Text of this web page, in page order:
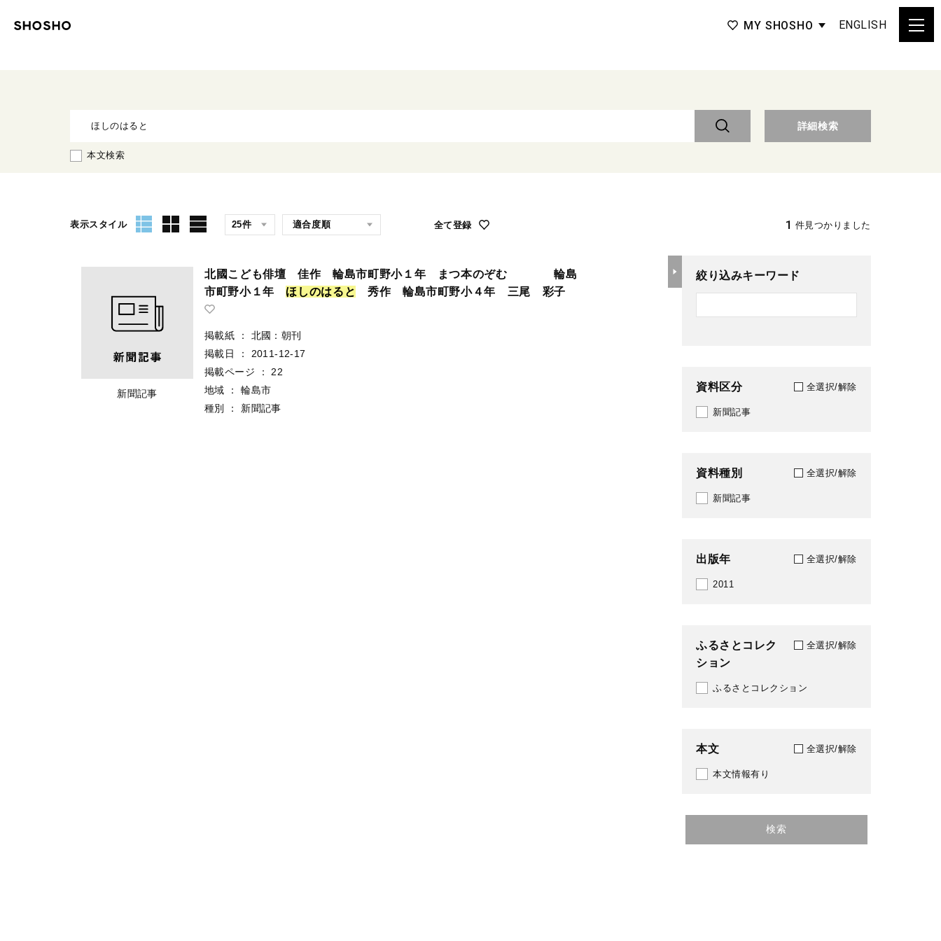
MY SHOSHO ENGLISH
詳細検索
本文検索
表示スタイル 全て登録 1 件見つかりました
新聞記事
北國こども俳壇 佳作 輪島市町野小１年 まつ本のぞむ 輪島
市町野小１年 ほ しのはる と 秀作 輪島市町野小４年 三尾 彩子
掲載紙 ：
北國：朝刊
掲載日
：
2011-12-17
掲載ページ
：
22
地域
：
輪島市
種別
： 新聞記事
絞り込みキーワード
資料区分 全選択/解除
新聞記事
資料種別 全選択/解除
新聞記事
出版年 全選択/解除
2011
ふるさとコレク
ション
全選択/解除
ふるさとコレクション
本文 全選択/解除
本文情報有り
検索